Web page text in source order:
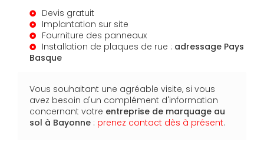
Devis gratuit
Implantation sur site
Fourniture des panneaux
Installation de plaques de rue : adressage Pays
Basque
Vous souhaitant une agréable visite, si vous
avez besoin d'un complément d'information
concernant votre entreprise de marquage au
sol à Bayonne : prenez contact dès à présent.